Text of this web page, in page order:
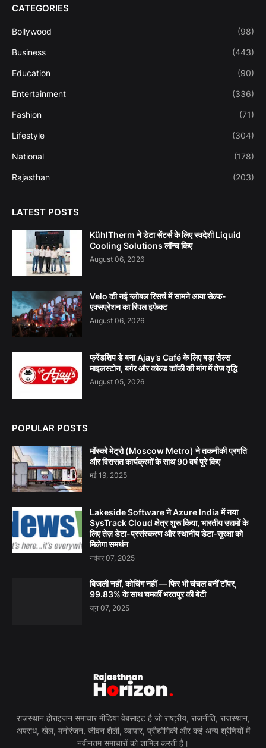
CATEGORIES
Bollywood (98)
Business (443)
Education (90)
Entertainment (336)
Fashion (71)
Lifestyle (304)
National (178)
Rajasthan (203)
LATEST POSTS
KühlTherm ने डेटा सेंटर्स के लिए स्वदेशी Liquid
Cooling Solutions लॉन्च किए
August 06, 2026
Velo की नई ग्लोबल रिसर्च में सामने आया सेल्फ-
एक्सप्रेशन का रिपल इफेक्ट
August 06, 2026
फ्रेंडशिप डे बना Ajay’s Café के लिए बड़ा सेल्स
माइलस्टोन, बर्गर और कोल्ड कॉफी की मांग में तेज वृद्धि
August 05, 2026
POPULAR POSTS
मॉस्को मेट्रो (Moscow Metro) ने तकनीकी प्रगति
और विरासत कार्यक्रमों के साथ 90 वर्ष पूरे किए
मई 19, 2025
Lakeside Software ने Azure India में नया
SysTrack Cloud क्षेत्र शुरू किया, भारतीय उद्यमों के
लिए तेज़ डेटा-प्रसंस्करण और स्थानीय डेटा-सुरक्षा को
मिलेगा समर्थन
नवंबर 07, 2025
बिजली नहीं, कोचिंग नहीं — फिर भी चंचल बनीं टॉपर,
99.83% के साथ चमकीं भरतपुर की बेटी
जून 07, 2025
राजस्थान होराइजन समाचार मीडिया वेबसाइट है जो राष्ट्रीय, राजनीति, राजस्थान,
अपराध, खेल, मनोरंजन, जीवन शैली, व्यापार, प्रौद्योगिकी और कई अन्य श्रेणियों में
नवीनतम समाचारों को शामिल करती है।